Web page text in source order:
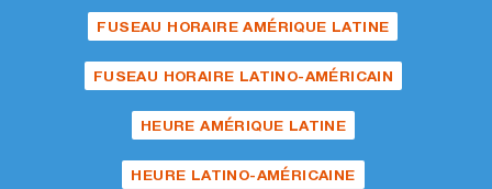
FUSEAU HORAIRE AMÉRIQUE LATINE
FUSEAU HORAIRE LATINO-AMÉRICAIN
HEURE AMÉRIQUE LATINE
HEURE LATINO-AMÉRICAINE